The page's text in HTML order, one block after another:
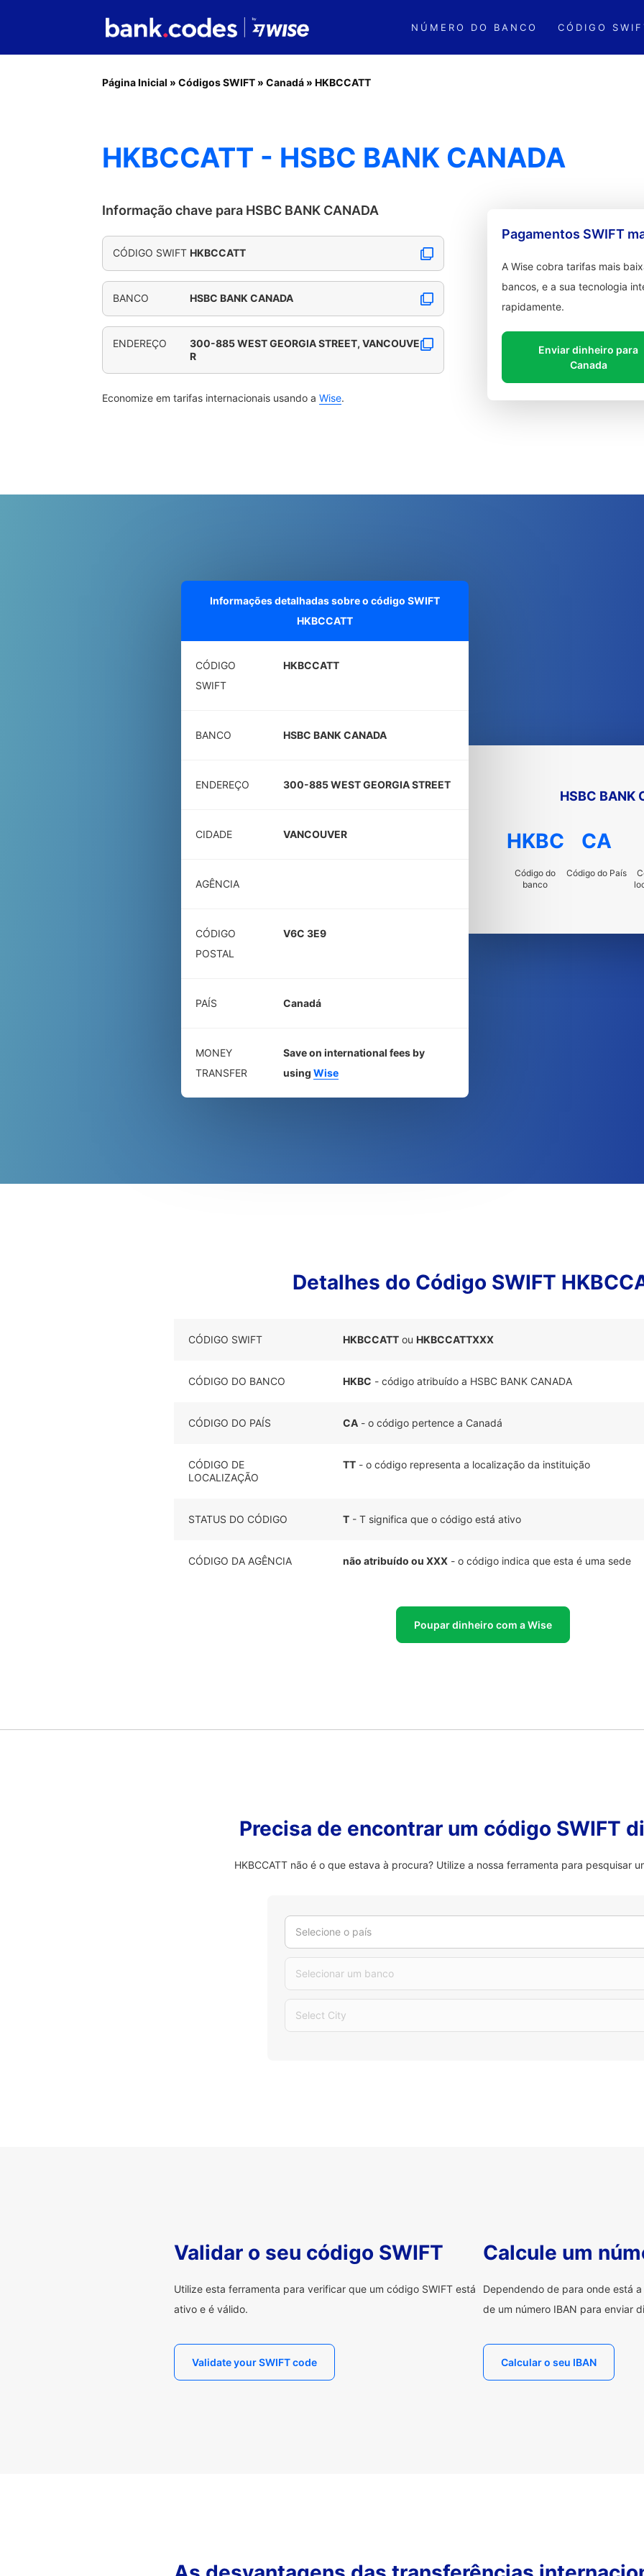
NÚMERO DO BANCO CÓDIGO
Página Inicial » Códigos SWIFT » Canadá » HKBCCATT
HKBCCATT - HSBC BANK CANADA
Informação chave para HSBC BANK CANADA
CÓDIGO SWIFT HKBCCATT
BANCO HSBC BANK CANADA
ENDEREÇO
300-885 WEST GEORGIA STREET, VANCOUVE
R
Economize em tarifas internacionais usando a Wise.
Pagamentos SWIFT
A Wise cobra tarifas mais
bancos, e a sua tecnologia
rapidamente.
Enviar dinheiro para
Canada
Informações detalhadas sobre o código SWIFT
HKBCCATT
CÓDIGO
SWIFT
HKBCCATT
BANCO HSBC BANK CANADA
ENDEREÇO 300-885 WEST GEORGIA STREET
CIDADE VANCOUVER
AGÊNCIA
CÓDIGO
POSTAL
V6C 3E9
PAÍS Canadá
MONEY
TRANSFER
Save on international fees by
using Wise
HSBC BANK
HKBC
Código do
banco
CA
Código do País
Detalhes do Código SWIFT
CÓDIGO SWIFT HKBCCATT ou HKBCCATTXXX
CÓDIGO DO BANCO HKBC - código atribuído a HSBC BANK CANADA
CÓDIGO DO PAÍS CA - o código pertence a Canadá
CÓDIGO DE
LOCALIZAÇÃO
TT - o código representa a localização da instituição
STATUS DO CÓDIGO T - T significa que o código está ativo
CÓDIGO DA AGÊNCIA não atribuído ou XXX - o código indica que esta é uma sede
Poupar dinheiro com a Wise
Precisa de encontrar um código SWIFT
HKBCCATT não é o que estava à procura? Utilize a nossa ferramenta para pesquisar
Selecione o país
Selecionar um banco
Select City
Validar o seu código SWIFT
Utilize esta ferramenta para verificar que um código SWIFT está
ativo e é válido.
Validate your SWIFT code
Calcule um
Dependendo de para onde está
de um número IBAN para enviar
Calcular o seu IBAN